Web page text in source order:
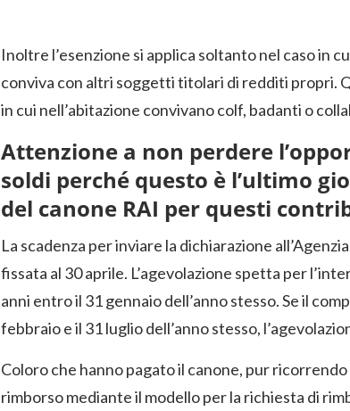
Inoltre l’esenzione si applica soltanto nel caso in
conviva con altri soggetti titolari di redditi propri.
in cui nell’abitazione convivano colf, badanti o
Attenzione a non perdere
soldi perché questo è l’ultimo
del canone RAI per questi
La scadenza per inviare la dichiarazione
fissata al 30 aprile. L’agevolazione spetta per
anni entro il 31 gennaio dell’anno stesso. Se il
febbraio e il 31 luglio dell’anno stesso,
Coloro che hanno pagato il canone, pur
rimborso mediante il modello per la richiesta di